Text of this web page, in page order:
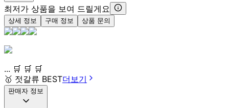
최저가 상품을 보여 드릴게요
상세 정보 구매 정보 상품 문의
... 🛒 🛒 🛒
🥇 젓갈류 BEST더보기
판매자 정보